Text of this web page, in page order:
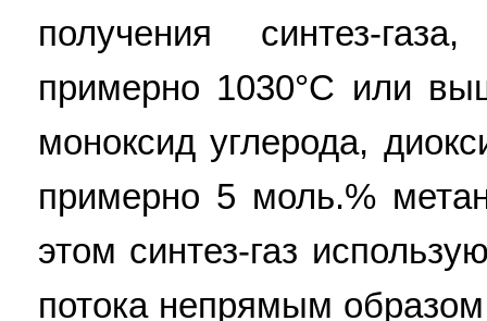
получения синтез-
примерно 1030°C или
моноксид углерода,
примерно 5 моль.%
этом синтез-газ
потока непрямым